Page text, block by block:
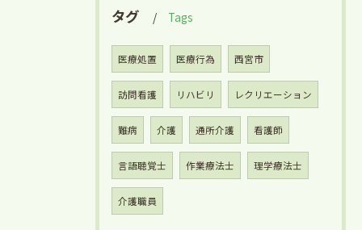
タグ Tags
医療処置 医療行為 西宮市
訪問看護 リハビリ レクリエーション
難病 介護 通所介護 看護師
言語聴覚士 作業療法士 理学療法士
介護職員